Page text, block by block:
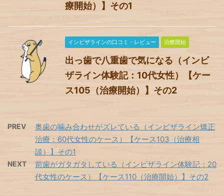
療開始）】その1
インビザラインの口コミ・レビュー 治療開始
出っ歯で八重歯で気になる（インビ
ザライン体験記：10代女性）【ケー
ス105（治療開始）】その2
PREV
奥歯の噛み合わせがズレている（インビザライン矯正
治療：60代女性のケース）【ケース103（治療相
談）】その1
NEXT
前歯がガタガタしている（インビザライン体験記：20
代女性のケース）【ケース110（治療開始）】その2